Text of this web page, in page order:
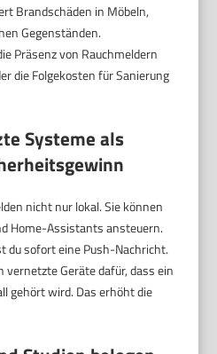
Brandschäden in Möbeln,
Gegenständen.
Präsenz von Rauchmeldern
die Folgekosten für Sanierung
Systeme als
nicht nur lokal. Sie können
Home-Assistants ansteuern.
du sofort eine Push-Nachricht.
vernetzte Geräte dafür, dass ein
gehört wird. Das erhöht die